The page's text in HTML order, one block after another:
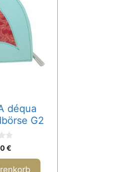
déqua
G2
€